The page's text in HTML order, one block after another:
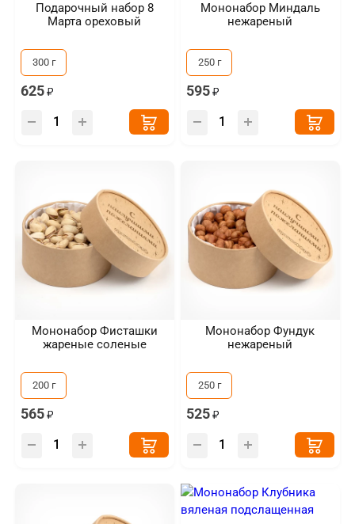
Подарочный набор 8
Марта ореховый
300 г
625
Мононабор Миндаль
нежареный
250 г
595
Мононабор Фисташки
жареные соленые
200 г
565
Мононабор Фундук
нежареный
250 г
525